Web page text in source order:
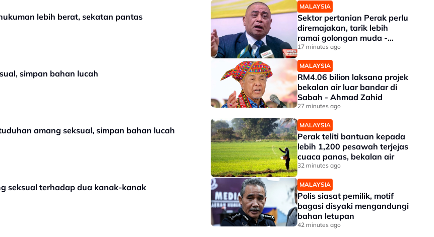
lebih berat, sekatan pantas
tujuh pertuduhan seksual, simpan bahan lucah
amang seksual, simpan bahan lucah
seksual terhadap dua kanak-kanak
MALAYSIA
Sektor pertanian Perak perlu
diremajakan, tarik lebih
ramai golongan muda -
Saarani
17 minutes ago
MALAYSIA
RM4.06 bilion laksana projek
bekalan air luar bandar di
Sabah - Ahmad Zahid
27 minutes ago
MALAYSIA
Perak teliti bantuan kepada
lebih 1,200 pesawah terjejas
cuaca panas, bekalan air
32 minutes ago
MALAYSIA
Polis siasat pemilik, motif
bagasi disyaki mengandungi
bahan letupan
42 minutes ago